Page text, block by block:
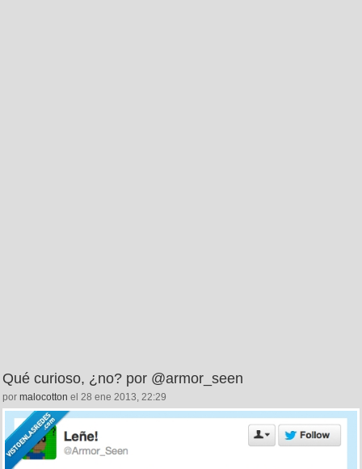
Qué curioso, ¿no? por @armor_seen
por malocotton el 28 ene 2013, 22:29